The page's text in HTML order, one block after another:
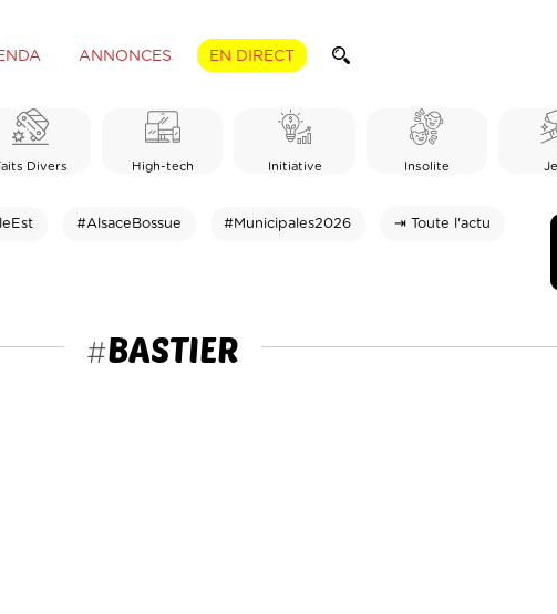
ANNONCES EN DIRECT
Divers High-tech Initiative Insolite
#AlsaceBossue #Municipales2026 ⇥ Toute l'actu
#BASTIER